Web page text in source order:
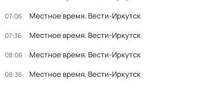
07:06 Местное время. Вести-Иркутск
07:36 Местное время. Вести-Иркутск
08:06 Местное время. Вести-Иркутск
08:36 Местное время. Вести-Иркутск